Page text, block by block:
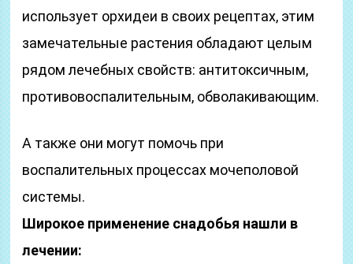
использует орхидеи в своих рецептах, этим
замечательные растения обладают целым
рядом лечебных свойств: антитоксичным,
противовоспалительным, обволакивающим.
А также они могут помочь при
воспалительных процессах мочеполовой
системы.
Широкое применение снадобья нашли в
лечении: